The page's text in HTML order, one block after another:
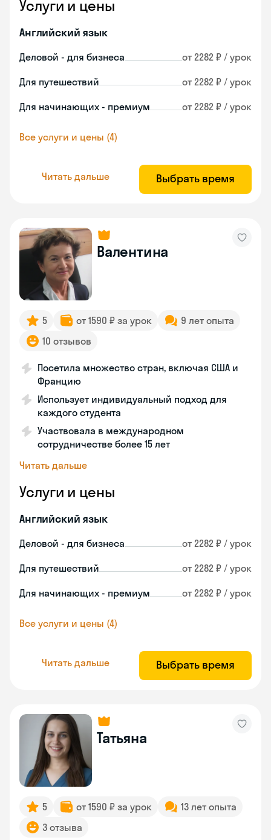
Услуги и цены
Английский язык
Деловой - для бизнеса от 2282 ₽ / урок
Для путешествий от 2282 ₽ / урок
Для начинающих - премиум от 2282 ₽ / урок
Все услуги и цены (4)
Читать дальше Выбрать время
Валентина
5 от 1590 ₽ за урок
9 лет опыта
10 отзывов
Посетила множество стран, включая США и
Францию
Использует индивидуальный подход для
каждого студента
Участвовала в международном
сотрудничестве более 15 лет
Читать дальше
Услуги и цены
Английский язык
Деловой - для бизнеса от 2282 ₽ / урок
Для путешествий от 2282 ₽ / урок
Для начинающих - премиум от 2282 ₽ / урок
Все услуги и цены (4)
Читать дальше Выбрать время
Татьяна
5 от 1590 ₽ за урок
13 лет опыта
3 отзыва